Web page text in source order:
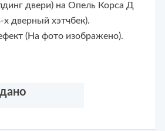
двери) на Опель Корса Д
дверный хэтчбек).
(На фото изображено).